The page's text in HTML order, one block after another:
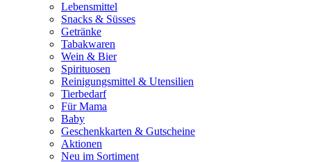
Lebensmittel
Snacks & Süsses
Getränke
Tabakwaren
Wein & Bier
Spirituosen
Reinigungsmittel & Utensilien
Tierbedarf
Für Mama
Baby
Geschenkkarten & Gutscheine
Aktionen
Neu im Sortiment